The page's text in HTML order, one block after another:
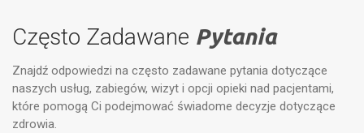
Często Zadawane Pytania
Znajdź odpowiedzi na często zadawane pytania dotyczące
naszych usług, zabiegów, wizyt i opcji opieki nad pacjentami,
które pomogą Ci podejmować świadome decyzje dotyczące
zdrowia.